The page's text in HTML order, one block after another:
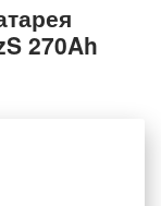
270Ah